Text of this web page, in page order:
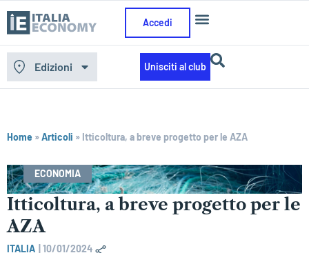
Accedi
Edizioni Unisciti al club
Home »Articoli » Itticoltura, a breve progetto per le AZA
ECONOMIA
Itticoltura, a breve progetto per le
AZA
ITALIA
10/01/2024